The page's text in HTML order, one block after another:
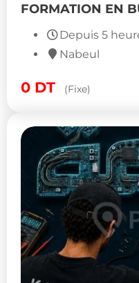
FORMATION EN
Depuis 5
Nabeul
0 DT (Fixe)